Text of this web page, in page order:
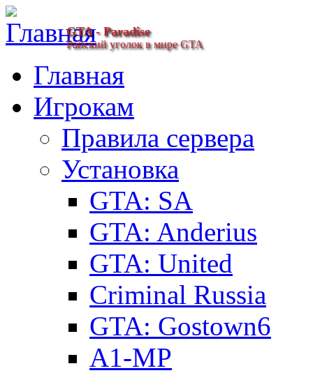
GTA - Paradise
Райский уголок в мире GTA
Главная
Игрокам
Правила сервера
Установка
GTA: SA
GTA: Anderius
GTA: United
Criminal Russia
GTA: Gostown6
A1-MP